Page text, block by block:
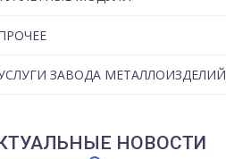
ЗАВОДА МЕТАЛЛОИЗДЕЛИЙ
НОВОСТИ